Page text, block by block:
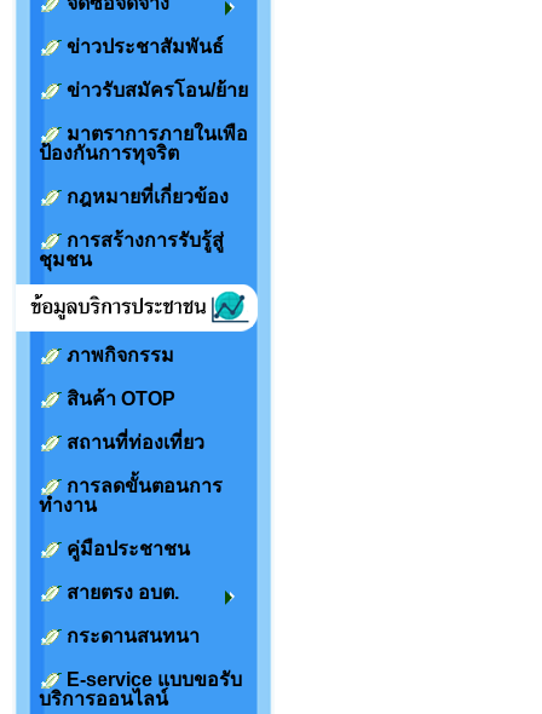
ข่าวประชาสัมพันธ์
ข่าวรับสมัครโอน/ย้าย
มาตราการภายในเพือ
ป้องกันการทุจริต
กฎหมายที่เกี่ยวข้อง
การสร้างการรับรู้สู่
ชุมชน
ภาพกิจกรรม
สินค้า OTOP
สถานที่ท่องเที่ยว
การลดขั้นตอนการ
ทำงาน
คู่มือประชาชน
สายตรง อบต.
กระดานสนทนา
E-service แบบขอรับ
บริการออนไลน์